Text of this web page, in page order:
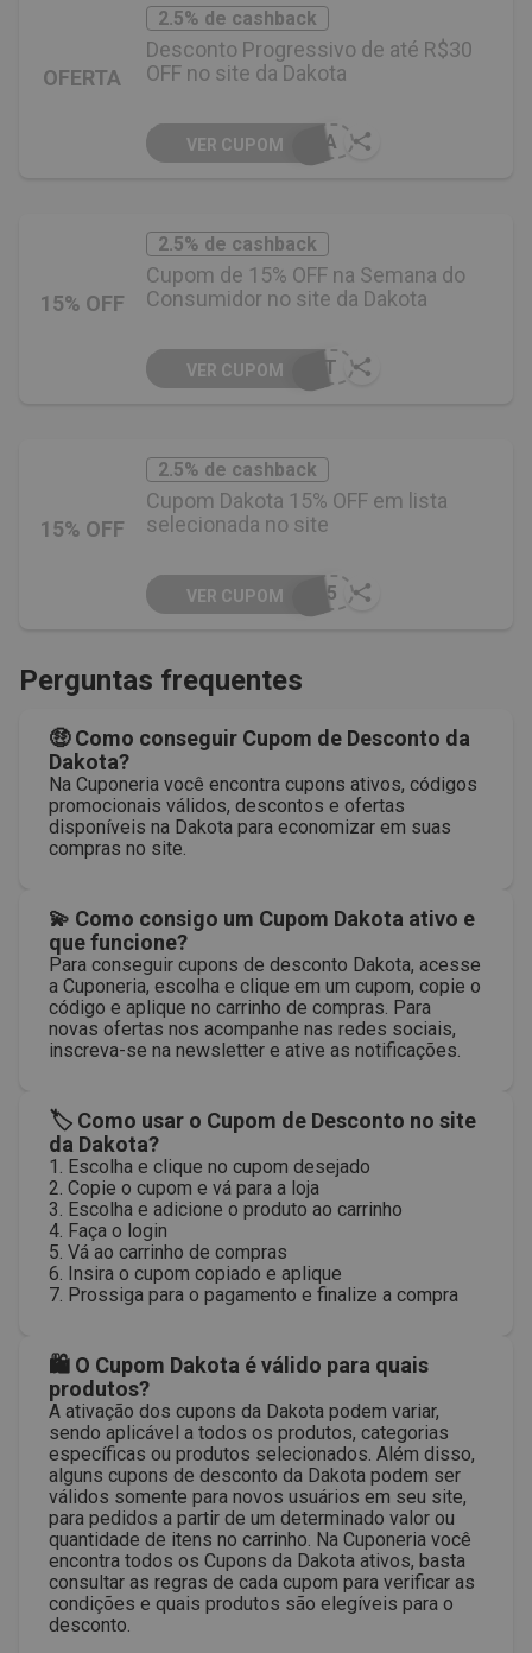
OFERTA
2.5% de cashback
Desconto Progressivo de até R$30
OFF no site da Dakota
OTA
VER CUPOM
15% OFF
2.5% de cashback
Cupom de 15% OFF na Semana do
Consumidor no site da Dakota
DKT
VER CUPOM
15% OFF
2.5% de cashback
Cupom Dakota 15% OFF em lista
selecionada no site
L15
VER CUPOM
Perguntas frequentes
🤑 Como conseguir Cupom de Desconto da
Dakota?
Na Cuponeria você encontra cupons ativos, códigos
promocionais válidos, descontos e ofertas
disponíveis na Dakota para economizar em suas
compras no site.
💫 Como consigo um Cupom Dakota ativo e
que funcione?
Para conseguir cupons de desconto Dakota, acesse
a Cuponeria, escolha e clique em um cupom, copie o
código e aplique no carrinho de compras. Para
novas ofertas nos acompanhe nas redes sociais,
inscreva-se na newsletter e ative as notificações.
🏷 Como usar o Cupom de Desconto no site
da Dakota?
1. Escolha e clique no cupom desejado
2. Copie o cupom e vá para a loja
3. Escolha e adicione o produto ao carrinho
4. Faça o login
5. Vá ao carrinho de compras
6. Insira o cupom copiado e aplique
7. Prossiga para o pagamento e finalize a compra
🛍 O Cupom Dakota é válido para quais
produtos?
A ativação dos cupons da Dakota podem variar,
sendo aplicável a todos os produtos, categorias
específicas ou produtos selecionados. Além disso,
alguns cupons de desconto da Dakota podem ser
válidos somente para novos usuários em seu site,
para pedidos a partir de um determinado valor ou
quantidade de itens no carrinho. Na Cuponeria você
encontra todos os Cupons da Dakota ativos, basta
consultar as regras de cada cupom para verificar as
condições e quais produtos são elegíveis para o
desconto.